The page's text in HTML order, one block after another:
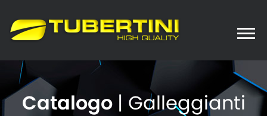
Toggle
Catalogo | Galleggianti